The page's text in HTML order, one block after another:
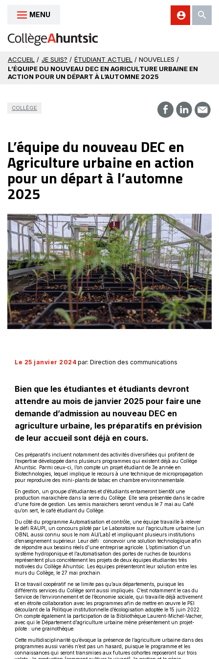
Aller au contenu
MENU
ACCUEIL / JE SUIS? / ÉTUDIANT ACTUEL
/ NOUVELLES /
L’ÉQUIPE DU NOUVEAU DEC EN AGRICULTURE URBAINE EN
ACTION POUR UN DÉPART À L’AUTOMNE 2025
COLLÈGE
L’équipe du nouveau DEC en
Agriculture urbaine en action
pour un départ à l’automne
2025
Le 25 janvier 2024 par: Direction des communications
Bien que les étudiantes et étudiants devront
attendre au mois de janvier 2025 pour faire une
demande d’admission au nouveau DEC en
agriculture urbaine, les préparatifs en prévision
de leur accueil sont déjà en cours.
Ces préparatifs incluent notamment des activités diversifiées qui profitent de
l’expertise développée dans plusieurs programmes qui existent déjà au Collège
Ahuntsic. Parmi ceux-ci, l’on compte un projet étudiant de 3e année en
Biotechnologies, lequel implique le recours à une technique de micropropagation
pour reproduire des mini-plants de tabac en chambre environnementale.
En gestion, un groupe d’étudiantes et d’étudiants entameront bientôt une
production maraichère dans la serre du Collège. Elle sera présentée dans le cadre
d'une foire de gestion. Les semis maraichers seront vendus le 7 mai au Café
qu’on sert, le café étudiant du Collège.
Du côté du programme Automatisation et contrôle, une équipe travaille à relever
le défi RAUPI, un concours piloté par Le Laboratoire sur l’agriculture urbaine (un
OBNL aussi connu sous le nom AU/Lab) et impliquant plusieurs institutions
d’enseignement supérieur. Leur défi : concevoir une solution technologique afin
de répondre aux besoins réels d’une entreprise agricole. L’optimisation d’un
système hydroponique et l’automatisation des portes de ruches de bourdons
représentent plus concrètement les projets de deux équipes étudiantes très
motivées du Collège Ahuntsic. Les équipes présenteront leur solution entre les
murs du Collège, le 27 mai prochain.
Et ce travail coopératif ne se limite pas qu’aux départements, puisque les
différents services du Collège sont aussi impliqués. C’est notamment le cas du
Service de l’environnement et de l’économie sociale, qui travaille déjà activement
et en étroite collaboration avec les programmes afin de mettre en œuvre le PEI
découlant de la Politique institutionnelle d’écologisation adoptée le 15 juin 2022.
On compte également la participation de la Bibliothèque Laurent-Michel-Vacher,
avec qui le Département d’agriculture urbaine mène présentement un projet-
pilote : une grainothèque.
Cette multidisciplinarité qu’évoque la présence de l’agriculture urbaine dans des
programmes aussi variés n’est pas un hasard, puisque le programme et les
connaissances qui seront transmises aux futures cohortes reposeront sur trois